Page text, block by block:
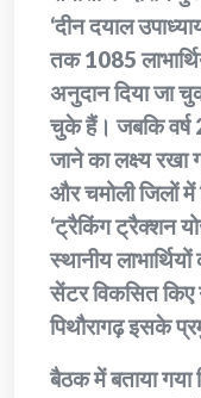
‘दीन दयाल
तक 1085
अनुदान दिया जा
चुके हैं। जबकि वर्ष
जाने का लक्ष्य रखा
और चमोली जिलों
‘ट्रैकिंग ट्रैक्शन
स्थानीय
सेंटर विकसित किए
पिथौरागढ़ इसके
बैठक में बताया